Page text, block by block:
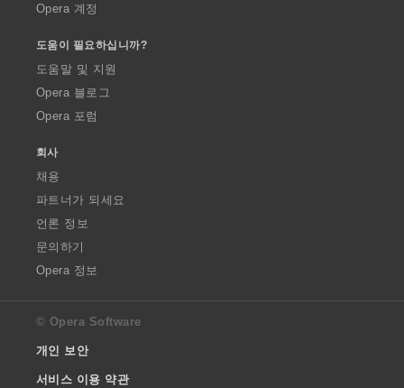
Opera 계정
도움이 필요하십니까?
도움말 및 지원
Opera 블로그
Opera 포럼
회사
채용
파트너가 되세요
언론 정보
문의하기
Opera 정보
© Opera Software
개인 보안
서비스 이용 약관